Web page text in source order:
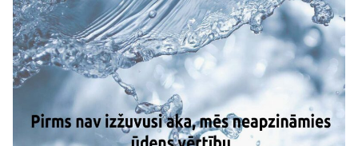
Kultūra
Bizness
Video